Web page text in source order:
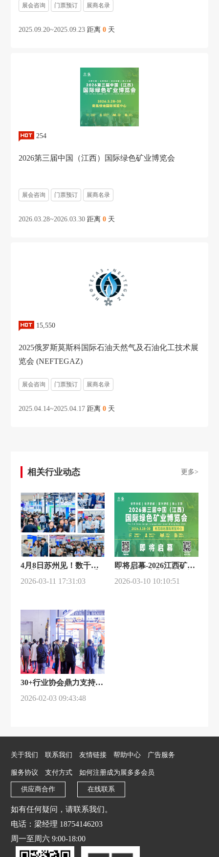
展会咨询 门票预订 展商名录
2025.09.20~2025.09.23 距离0 天
254
2026第三届中国（江西）国际绿色矿业博览会
展会咨询 门票预订 展商名录
2026.03.28~2026.03.30 距离0 天
15,550
2025俄罗斯莫斯科国际石油天然气及石油化工技术展
览会 (NEFTEGAZ)
展会咨询 门票预订 展商名录
2025.04.14~2025.04.17 距离0 天
相关行业动态 更多>
4月8日苏州见！数千家
购团集结，大势所趋！
2026-03-11 17:31:03
即将启幕-2026江西矿业
展 —打造矿业领域专业
2026-03-10 10:10:51
30+行业协会鼎力支持、
工作已全面进入倒计时
2026-02-03 09:43:48
关于我们 联系我们 友情链接 帮助中心 广告服务
服务协议 支付方式 如何注册成为展多多会员
供应商合作 在线联系
如有任何疑问，请联系我们。
电话：梁经理 18754146203
周一至周六 9:00-18:00